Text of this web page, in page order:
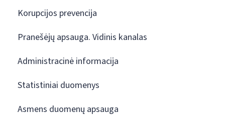
Korupcijos prevencija
Pranešėjų apsauga. Vidinis kanalas
Administracinė informacija
Statistiniai duomenys
Asmens duomenų apsauga